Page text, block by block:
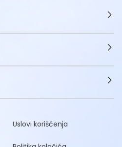
Uslovi korišćenja